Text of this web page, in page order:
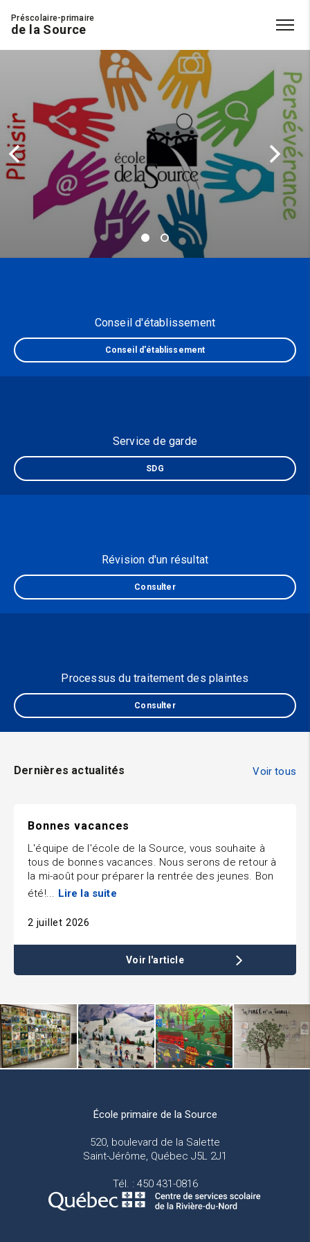
Préscolaire-primaire
de la Source
Conseil d'établissement
Conseil d'établissement
Service de garde
SDG
Révision d'un résultat
Consulter
Processus du traitement des plaintes
Consulter
Dernières actualités Voir tous
Bonnes vacances
L'équipe de l'école de la Source, vous souhaite à
tous de bonnes vacances. Nous serons de retour à
la mi-août pour préparer la rentrée des jeunes. Bon
été!... Lire la suite
2 juillet 2026
École primaire de la Source
520, boulevard de la Salette
Saint-Jérôme, Québec J5L 2J1
Tél. : 450 431-0816